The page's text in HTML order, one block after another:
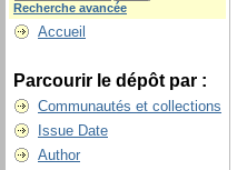
Recherche avancée
Accueil
Parcourir le dépôt par :
Communautés et collections
Issue Date
Author